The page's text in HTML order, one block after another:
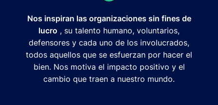
Nos inspiran las organizaciones sin fines de
lucro , su talento humano, voluntarios,
defensores y cada uno de los involucrados,
todos aquellos que se esfuerzan por hacer el
bien. Nos motiva el impacto positivo y el
cambio que traen a nuestro mundo.